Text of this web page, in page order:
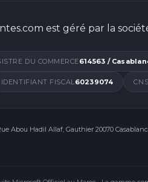
est géré par la
DU COMMERCE614563 /
IDENTIFIANT FISCAL60239074
Abou Hadil Allaf, Gauthier 20070